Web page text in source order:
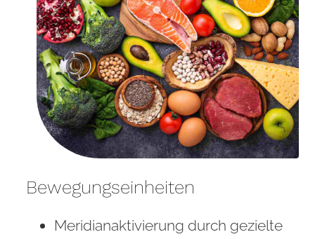
Bewegungseinheiten
Meridianaktivierung durch gezielte